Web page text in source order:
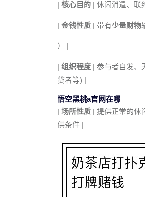
| 核心目的 | 休闲消遣、联
| 金钱性质 | 带有少量财物
） |
| 组织程度 | 参与者自发、
贷者等) |
悟空黑桃a官网在哪
| 场所性质 | 提供正常的休
供条件 |